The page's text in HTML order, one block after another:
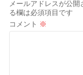
メールアドレスが公開
る欄は必須項目です
コメント ※